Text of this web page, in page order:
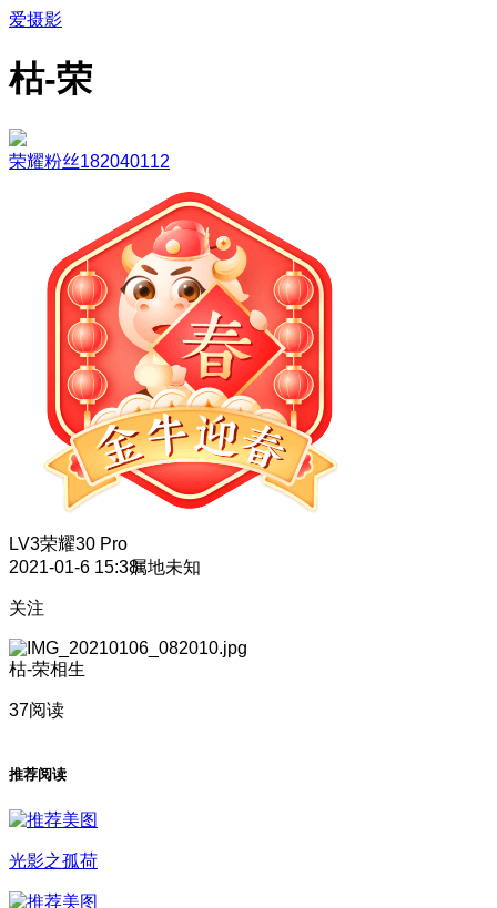
爱摄影
枯-荣
荣耀粉丝182040112
LV3荣耀30 Pro
2021-01-6 15:38属地未知
关注
枯-荣相生
37阅读
推荐阅读
光影之孤荷